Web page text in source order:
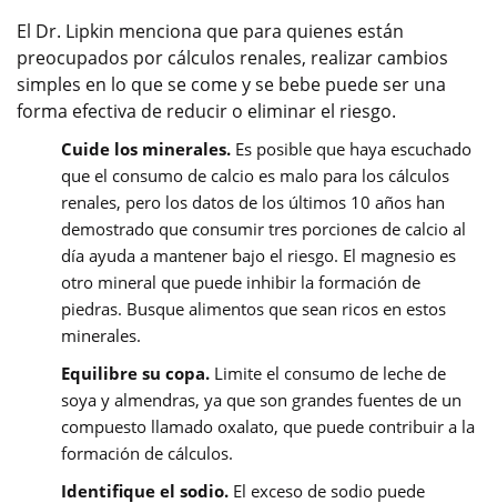
El Dr. Lipkin menciona que para quienes están
preocupados por cálculos renales, realizar cambios
simples en lo que se come y se bebe puede ser una
forma efectiva de reducir o eliminar el riesgo.
Cuide los minerales. Es posible que haya escuchado
que el consumo de calcio es malo para los cálculos
renales, pero los datos de los últimos 10 años han
demostrado que consumir tres porciones de calcio al
día ayuda a mantener bajo el riesgo. El magnesio es
otro mineral que puede inhibir la formación de
piedras. Busque alimentos que sean ricos en estos
minerales.
Equilibre su copa. Limite el consumo de leche de
soya y almendras, ya que son grandes fuentes de un
compuesto llamado oxalato, que puede contribuir a la
formación de cálculos.
Identifique el sodio. El exceso de sodio puede